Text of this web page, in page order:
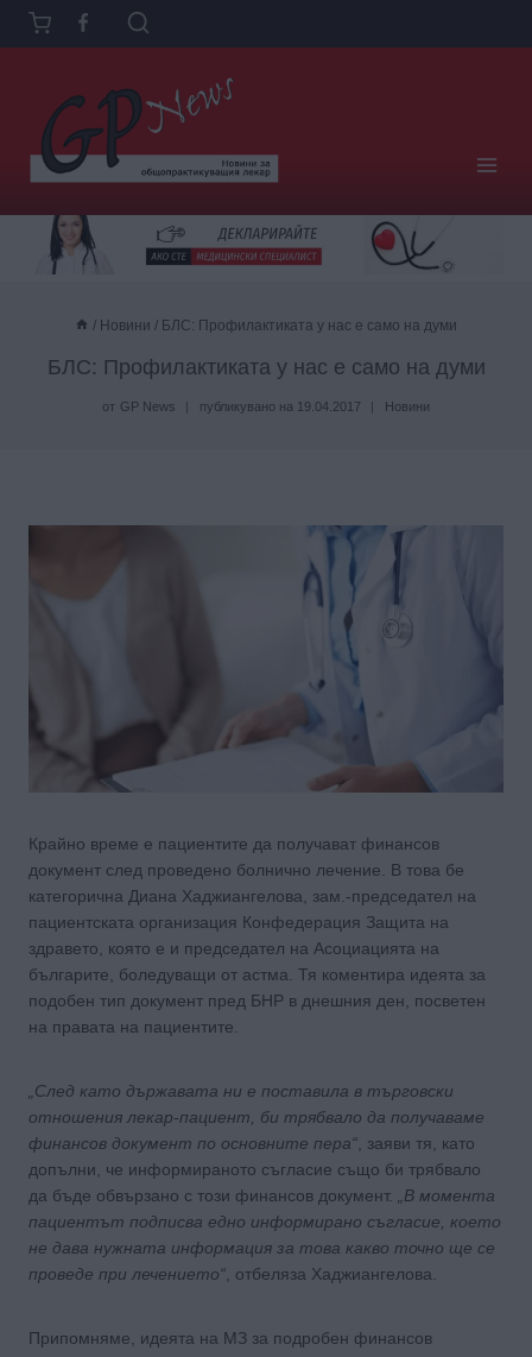
Към
съдържанието
/ Новини / БЛС: Профилактиката у нас е само на думи
БЛС: Профилактиката у нас е само на думи
от GP News публикувано на 19.04.2017 Новини
Крайно време е пациентите да получават финансов
документ след проведено болнично лечение. В това бе
категорична Диана Хаджиангелова, зам.-председател на
пациентската организация Конфедерация Защита на
здравето, която е и председател на Асоциацията на
българите, боледуващи от астма. Тя коментира идеята за
подобен тип документ пред БНР в днешния ден, посветен
на правата на пациентите.
„След като държавата ни е поставила в търговски
отношения лекар-пациент, би трябвало да получаваме
финансов документ по основните пера“ , заяви тя, като
допълни, че информираното съгласие също би трябвало
да бъде обвързано с този финансов документ.
„В момента
пациентът подписва едно информирано съгласие, което
не дава нужната информация за това какво точно ще се
проведе при лечението“ , отбеляза Хаджиангелова.
Припомняме, идеята на МЗ за подробен финансов